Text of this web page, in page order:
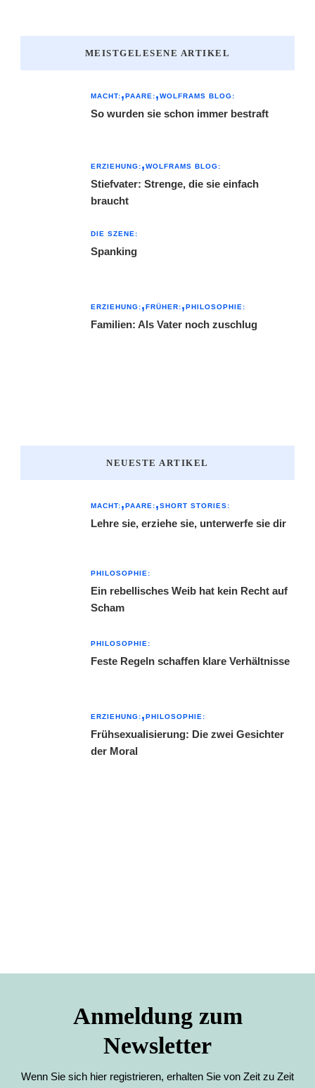
MEISTGELESENE ARTIKEL
MACHT: PAARE: WOLFRAMS BLOG:
So wurden sie schon immer bestraft
ERZIEHUNG: WOLFRAMS BLOG:
Stiefvater: Strenge, die sie einfach
braucht
DIE SZENE:
Spanking
ERZIEHUNG: FRÜHER: PHILOSOPHIE:
Familien: Als Vater noch zuschlug
NEUESTE ARTIKEL
MACHT: PAARE: SHORT STORIES:
Lehre sie, erziehe sie, unterwerfe sie dir
PHILOSOPHIE:
Ein rebellisches Weib hat kein Recht auf
Scham
PHILOSOPHIE:
Feste Regeln schaffen klare Verhältnisse
ERZIEHUNG: PHILOSOPHIE:
Frühsexualisierung: Die zwei Gesichter
der Moral
Anmeldung zum
Newsletter
Wenn Sie sich hier registrieren, erhalten Sie von Zeit zu Zeit